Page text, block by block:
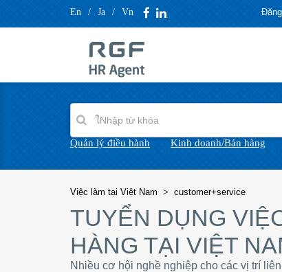
En / Ja / Vn
Quản lý điều hành Kinh doanh/Bán hàng
Việc làm tại Việt Nam > customer+service
TUYỂN DỤNG
HÀNG TẠI VIỆT
Nhiều cơ hội nghề nghiệp cho các vị trí